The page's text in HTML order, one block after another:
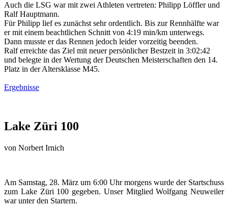
Auch die LSG war mit zwei Athleten vertreten: Philipp Löffler und
Ralf Hauptmann.
Für Philipp lief es zunächst sehr ordentlich. Bis zur Rennhälfte war
er mit einem beachtlichen Schnitt von 4:19 min/km unterwegs.
Dann musste er das Rennen jedoch leider vorzeitig beenden.
Ralf erreichte das Ziel mit neuer persönlicher Bestzeit in 3:02:42
und belegte in der Wertung der Deutschen Meisterschaften den 14.
Platz in der Altersklasse M45.
Ergebnisse
Lake Züri 100
von Norbert Irnich
Am Samstag, 28. März um 6:00 Uhr morgens wurde der Startschuss
zum Lake Züri 100 gegeben. Unser Mitglied Wolfgang Neuweiler
war unter den Startern.